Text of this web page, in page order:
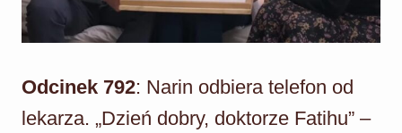
Odcinek 792: Narin odbiera telefon od
lekarza. „Dzień dobry, doktorze Fatihu” –